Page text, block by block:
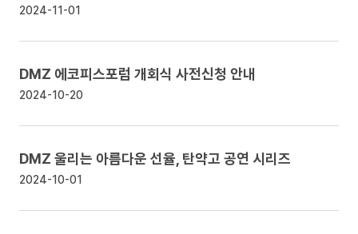
2024-11-01
DMZ 에코피스포럼 개회식 사전신청 안내
2024-10-20
DMZ 울리는 아름다운 선율, 탄약고 공연 시리즈
2024-10-01